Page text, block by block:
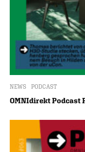
NEWS PODCAST
OMNIdirekt Podcast